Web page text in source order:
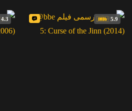
5.9
4.3